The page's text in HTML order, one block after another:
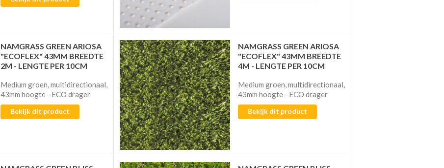
NAMGRASS GREEN ARIOSA
"ECOFLEX" 43MM BREEDTE
2M - LENGTE PER 10CM
Medium groen, multidirectionaal,
43mm hoogte - ECO drager
Bekijk dit product
NAMGRASS GREEN ARIOSA
"ECOFLEX" 43MM BREEDTE
4M - LENGTE PER 10CM
Medium groen, multidirectionaal,
43mm hoogte - ECO drager
Bekijk dit product